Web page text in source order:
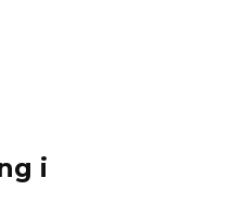
i